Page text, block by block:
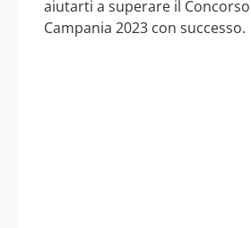
aiutarti a superare il
Campania 2023 con successo.